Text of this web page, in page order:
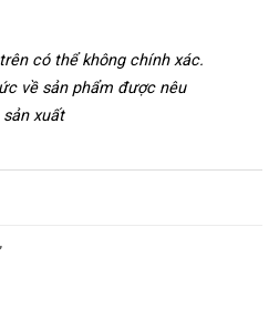
có thể không chính xác.
về sản phẩm được nêu
xuất